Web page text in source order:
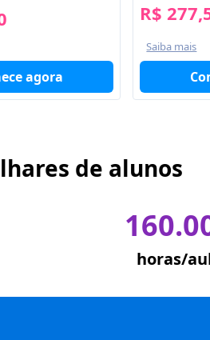
agora
R$
Saiba mais
de alunos
horas/